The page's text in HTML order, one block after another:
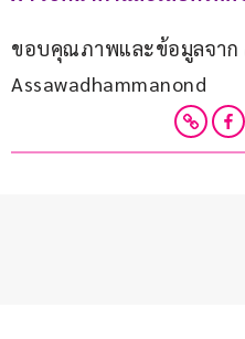
ขอบคุณภาพและข้อมูลจาก
Assawadhammanond